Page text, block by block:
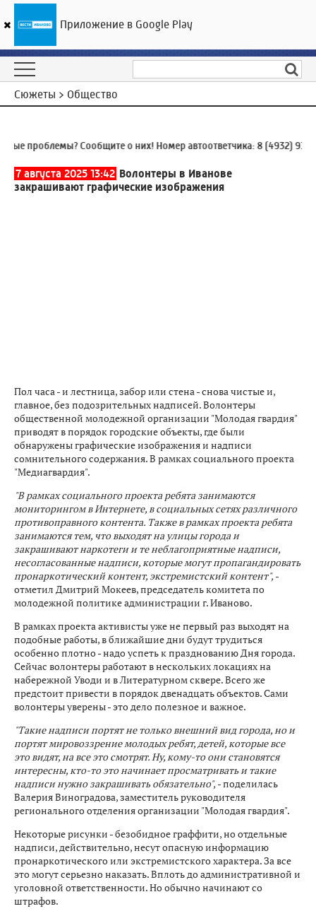
ГТРК «Ивтелерадио»
Сюжеты > Общество
проблемы? Сообщите о них! Номер автоответчика:8 (4932) 930-930
7 августа 2025 13:42 Волонтеры в Иванове
закрашивают графические изображения
Пол часа - и лестница, забор или стена - снова чистые и,
главное, без подозрительных надписей. Волонтеры
общественной молодежной организации "Молодая гвардия"
приводят в порядок городские объекты, где были
обнаружены графические изображения и надписи
сомнительного содержания. В рамках социального проекта
"Медиагвардия".
"В рамках социального проекта ребята занимаются
мониторингом в Интернете, в социальных сетях различного
противоправного контента. Также в рамках проекта ребята
занимаются тем, что выходят на улицы города и
закрашивают наркотеги и те неблагоприятные надписи,
несогласованные надписи, которые могут пропагандировать
пронаркотический контент, экстремистский контент", -
отметил Дмитрий Мокеев, председатель комитета по
молодежной политике администрации г. Иваново.
В рамках проекта активисты уже не первый раз выходят на
подобные работы, в ближайшие дни будут трудиться
особенно плотно - надо успеть к празднованию Дня города.
Сейчас волонтеры работают в нескольких локациях на
набережной Уводи и в Литературном сквере. Всего же
предстоит привести в порядок двенадцать объектов. Сами
волонтеры уверены - это дело полезное и важное.
"Такие надписи портят не только внешний вид города, но и
портят мировоззрение молодых ребят, детей, которые все
это видят, на все это смотрят. Ну, кому-то они становятся
интересны, кто-то это начинает просматривать и такие
надписи нужно закрашивать обязательно", - поделилась
Валерия Виноградова, заместитель руководителя
регионального отделения организации "Молодая гвардия".
Некоторые рисунки - безобидное граффити, но отдельные
надписи, действительно, несут опасную информацию
пронаркотического или экстремистского характера. За все
это могут серьезно наказать. Вплоть до административной и
уголовной ответственности. Но обычно начинают со
штрафов.
Приложение в Google Play